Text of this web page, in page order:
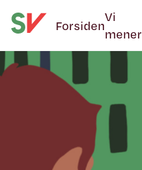
Forsiden
Vi
mener